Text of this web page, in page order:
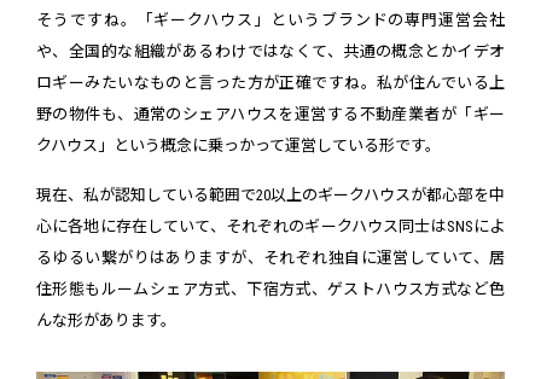
そうですね。「ギークハウス」というブランドの専門運営会社
や、全国的な組織があるわけではなくて、共通の概念とかイデオ
ロギーみたいなものと言った方が正確ですね。私が住んでいる上
野の物件も、通常のシェアハウスを運営する不動産業者が「ギー
クハウス」という概念に乗っかって運営している形です。
現在、私が認知している範囲で20以上のギークハウスが都心部を中
心に各地に存在していて、それぞれのギークハウス同士はSNSによ
るゆるい繋がりはありますが、それぞれ独自に運営していて、居
住形態もルームシェア方式、下宿方式、ゲストハウス方式など色
んな形があります。